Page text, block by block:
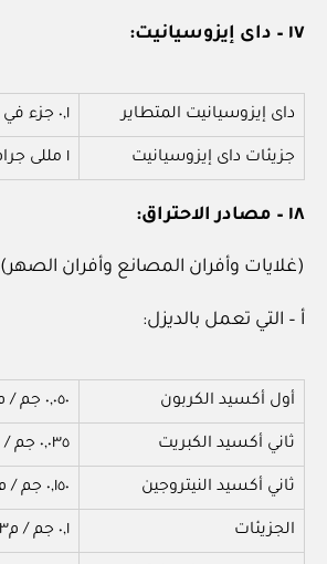
١٧ – داى إيزوسيانيت:
داى إيزوسيانيت المتطاير ٠,١ جزء في المليون بالحجم
جزيئات داى إيزوسيانيت ١ مللى جرام / م ٣
١٨ – مصادر الاحتراق:
(غلايات وأفران المصانع وأفران الصهر)
أ – التي تعمل بالديزل:
أول أكسيد الكربون ٠,٠٥٠ جم / م٣
ثاني أكسيد الكبريت ٠,٠٣٥ جم / م٣
ثاني أكسيد النيتروجين ٠,١٥٠ جم / م٣
الجزيئات ٠,١ جم / م٣